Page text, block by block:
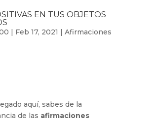
EN TUS OBJETOS
| Feb 17, 2021 | Afirmaciones
aquí, sabes de la
de las afirmaciones